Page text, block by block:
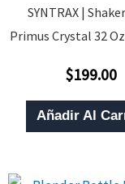
SYNTRAX |
Primus Crystal 32 Oz
Valorado
0
De
5
$199.00
Añadir Al